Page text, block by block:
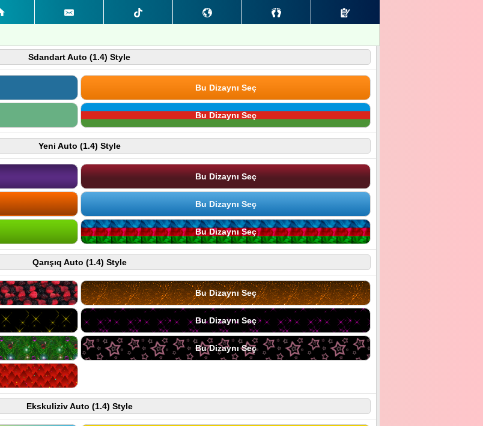
Sdandart Auto (1.4) Style
Bu Dizaynı Seç
Bu Dizaynı Seç
Yeni Auto (1.4) Style
Bu Dizaynı Seç
Bu Dizaynı Seç
Bu Dizaynı Seç
Qarışıq Auto (1.4) Style
Bu Dizaynı Seç
Bu Dizaynı Seç
Bu Dizaynı Seç
Ekskuliziv Auto (1.4) Style